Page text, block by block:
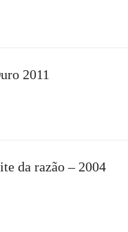
2011
da razão – 2004